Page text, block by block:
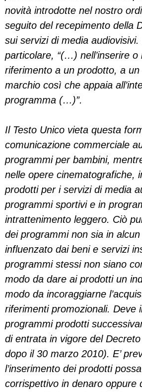
novità introdotte nel nostro
seguito del recepimento della
sui servizi di media
particolare, “(…) nell’inserire o
riferimento a un prodotto, a
marchio così che appaia
programma (…)”.
Il Testo Unico vieta questa
comunicazione commerciale
programmi per bambini,
nelle opere cinematografiche,
prodotti per i servizi di media
programmi sportivi e in
intrattenimento leggero. Ciò
dei programmi non sia in
influenzato dai beni e servizi
programmi stessi non siano
modo da dare ai prodotti un
modo da incoraggiarne
riferimenti promozionali. Deve
programmi prodotti
di entrata in vigore del
dopo il 30 marzo 2010). E’
l’inserimento dei prodotti
corrispettivo in denaro oppure